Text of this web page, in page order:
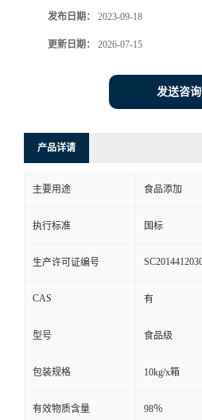
发布日期： 2023-09-18
更新日期： 2026-07-15
发送咨
产品详请
主要用途 食品添加
执行标准 国标
生产许可证编号
CAS 有
型号 食品级
包装规格 10kg/x箱
有效物质含量 98％